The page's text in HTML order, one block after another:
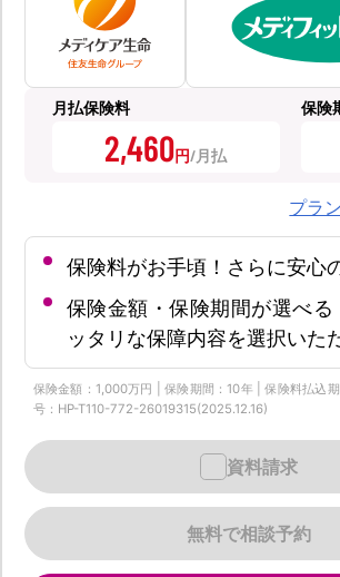
月払保険料
2,460円
保険
プラ
保険料がお手頃！さらに安心
保険金額・保険期間が選べ
ッタリな保障内容を選択いた
保険金額：1,000万円 | 保険期間：10年 | 保険料払込
号：HP-T110-772-26019315(2025.12.16)
無料で相談予約
資料請求